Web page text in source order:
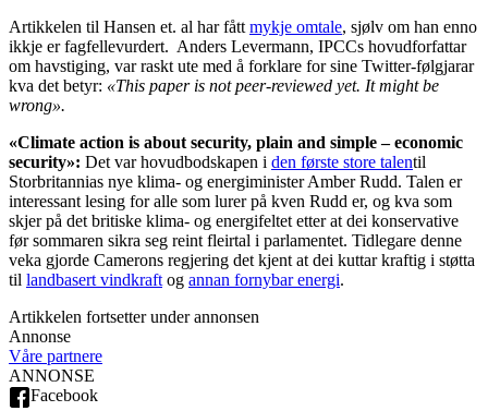
Artikkelen til Hansen et. al har fått mykje omtale, sjølv om han enno
ikkje er fagfellevurdert. Anders Levermann, IPCCs hovudforfattar
om havstiging, var raskt ute med å forklare for sine Twitter-følgjarar
kva det betyr: «This paper is not peer-reviewed yet. It might be
wrong».
«Climate action is about security, plain and simple – economic
security»: Det var hovudbodskapen i den første store talentil
Storbritannias nye klima- og energiminister Amber Rudd. Talen er
interessant lesing for alle som lurer på kven Rudd er, og kva som
skjer på det britiske klima- og energifeltet etter at dei konservative
før sommaren sikra seg reint fleirtal i parlamentet. Tidlegare denne
veka gjorde Camerons regjering det kjent at dei kuttar kraftig i støtta
til landbasert vindkraft og annan fornybar energi.
Artikkelen fortsetter under annonsen
Annonse
Våre partnere
ANNONSE
Facebook